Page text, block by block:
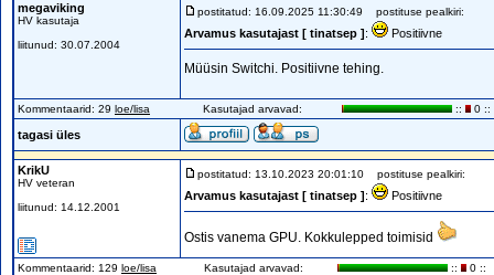
megaviking
HV kasutaja
liitunud: 30.07.2004
postitatud: 16.09.2025 11:30:49 postituse pealkiri:
Arvamus kasutajast [ tinatsep ]: Positiivne
Müüsin Switchi. Positiivne tehing.
Kommentaarid: 29 loe/lisa Kasutajad arvavad: :: 0 ::
tagasi üles
KrikU
HV veteran
liitunud: 14.12.2001
postitatud: 13.10.2023 20:01:10 postituse pealkiri:
Arvamus kasutajast [ tinatsep ]: Positiivne
Ostis vanema GPU. Kokkulepped toimisid
Kommentaarid: 129 loe/lisa Kasutajad arvavad: :: 0 ::